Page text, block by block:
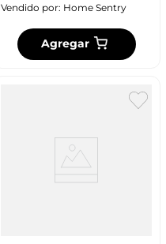
Vendido por: Home Sentry
Agregar